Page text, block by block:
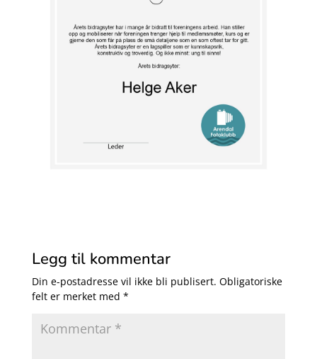
Legg til kommentar
Din e-postadresse vil ikke bli publisert. Obligatoriske
felt er merket med *